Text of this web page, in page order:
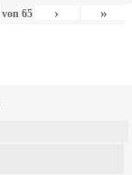
von 65 › »